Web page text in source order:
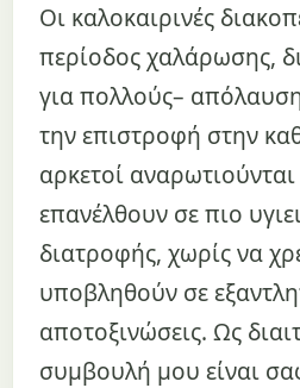
Οι καλοκαιρινές
περίοδος χαλάρωσης,
για πολλούς–
την επιστροφή στην
αρκετοί
επανέλθουν σε πιο
διατροφής, χωρίς να
υποβληθούν σε
αποτοξινώσεις. Ως
συμβουλή μου είναι